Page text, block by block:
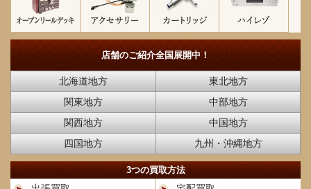
店舗のご紹介全国展開中！
北海道地方
東北地方
関東地方
中部地方
関西地方
中国地方
四国地方
九州・沖縄地方
3つの買取方法